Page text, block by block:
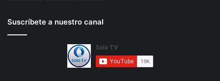
Suscríbete a nuestro canal